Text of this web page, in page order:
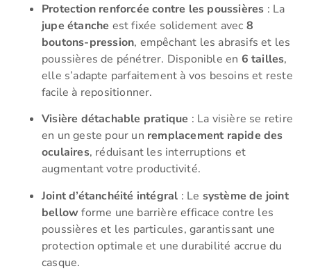
Protection renforcée contre les poussières : La
jupe étanche est fixée solidement avec 8
boutons-pression, empêchant les abrasifs et les
poussières de pénétrer. Disponible en 6 tailles,
elle s’adapte parfaitement à vos besoins et reste
facile à repositionner.
Visière détachable pratique : La visière se retire
en un geste pour un remplacement rapide des
oculaires, réduisant les interruptions et
augmentant votre productivité.
Joint d’étanchéité intégral : Le système de joint
bellowforme une barrière efficace contre les
poussières et les particules, garantissant une
protection optimale et une durabilité accrue du
casque.